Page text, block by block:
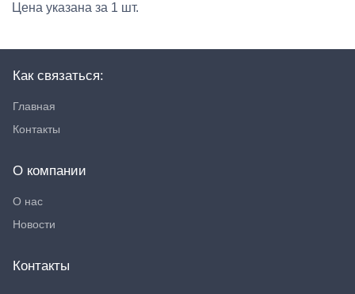
Цена указана за 1 шт.
Как связаться:
Главная
Контакты
О компании
О нас
Новости
Контакты